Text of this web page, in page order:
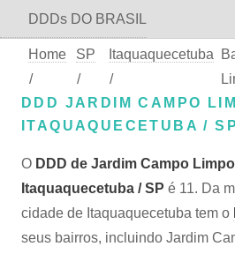
DDDs DO BRASIL
Home
/
SP
/
Itaquaquecetuba
/
DDD JARDIM CAMPO
ITAQUAQUECETUBA / SP
O DDD de Jardim Campo
Itaquaquecetuba / SP é 11. Da
cidade de Itaquaquecetuba tem o
seus bairros, incluindo Jardim